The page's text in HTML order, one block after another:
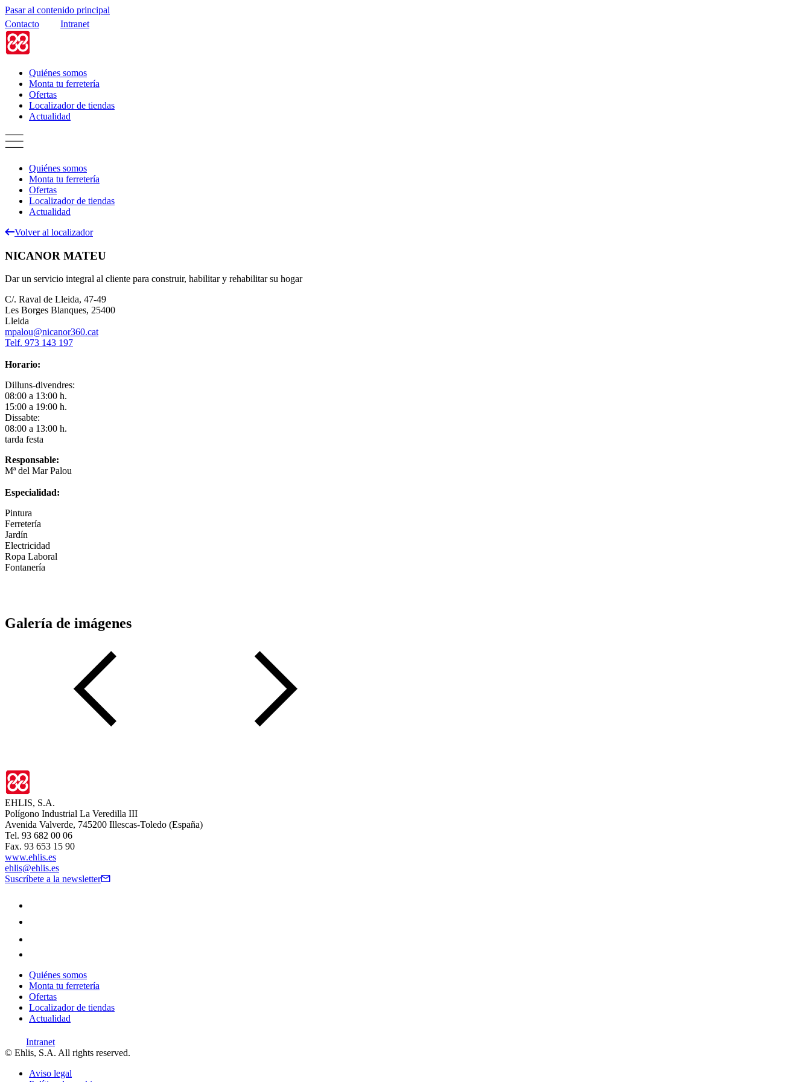
Pasar al contenido principal
Contacto
Intranet
Quiénes somos
Monta tu ferretería
Ofertas
Localizador de tiendas
Actualidad
Quiénes somos
Monta tu ferretería
Ofertas
Localizador de tiendas
Actualidad
Volver al localizador
NICANOR MATEU
Dar un servicio integral al cliente para construir, habilitar y rehabilitar su hogar
C/. Raval de Lleida, 47-49
Les Borges Blanques, 25400
Lleida
mpalou@nicanor360.cat
Telf. 973 143 197
Horario:
Dilluns-divendres:
08:00 a 13:00 h.
15:00 a 19:00 h.
Dissabte:
08:00 a 13:00 h.
tarda festa
Responsable:
Mª del Mar Palou
Especialidad:
Pintura
Ferretería
Jardín
Electricidad
Ropa Laboral
Fontanería
Galería de imágenes
EHLIS, S.A.
Polígono Industrial La Veredilla III
Avenida Valverde, 745200 Illescas-Toledo (España)
Tel. 93 682 00 06
Fax. 93 653 15 90
www.ehlis.es
ehlis@ehlis.es
Suscríbete a la newsletter
Quiénes somos
Monta tu ferretería
Ofertas
Localizador de tiendas
Actualidad
Intranet
© Ehlis, S.A. All rights reserved.
Aviso legal